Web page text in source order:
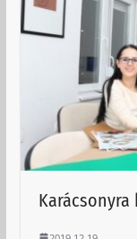
Karácsonyra